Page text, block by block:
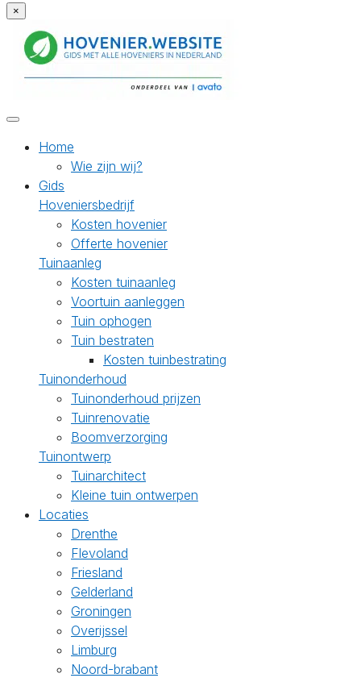
×
Home
Wie zijn wij?
Gids
Hoveniersbedrijf
Kosten hovenier
Offerte hovenier
Tuinaanleg
Kosten tuinaanleg
Voortuin aanleggen
Tuin ophogen
Tuin bestraten
Kosten tuinbestrating
Tuinonderhoud
Tuinonderhoud prijzen
Tuinrenovatie
Boomverzorging
Tuinontwerp
Tuinarchitect
Kleine tuin ontwerpen
Locaties
Drenthe
Flevoland
Friesland
Gelderland
Groningen
Overijssel
Limburg
Noord-brabant